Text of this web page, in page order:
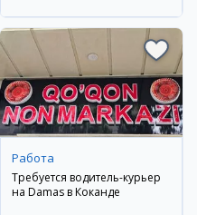
Работа
Требуется водитель-курьер
на Damas в Коканде